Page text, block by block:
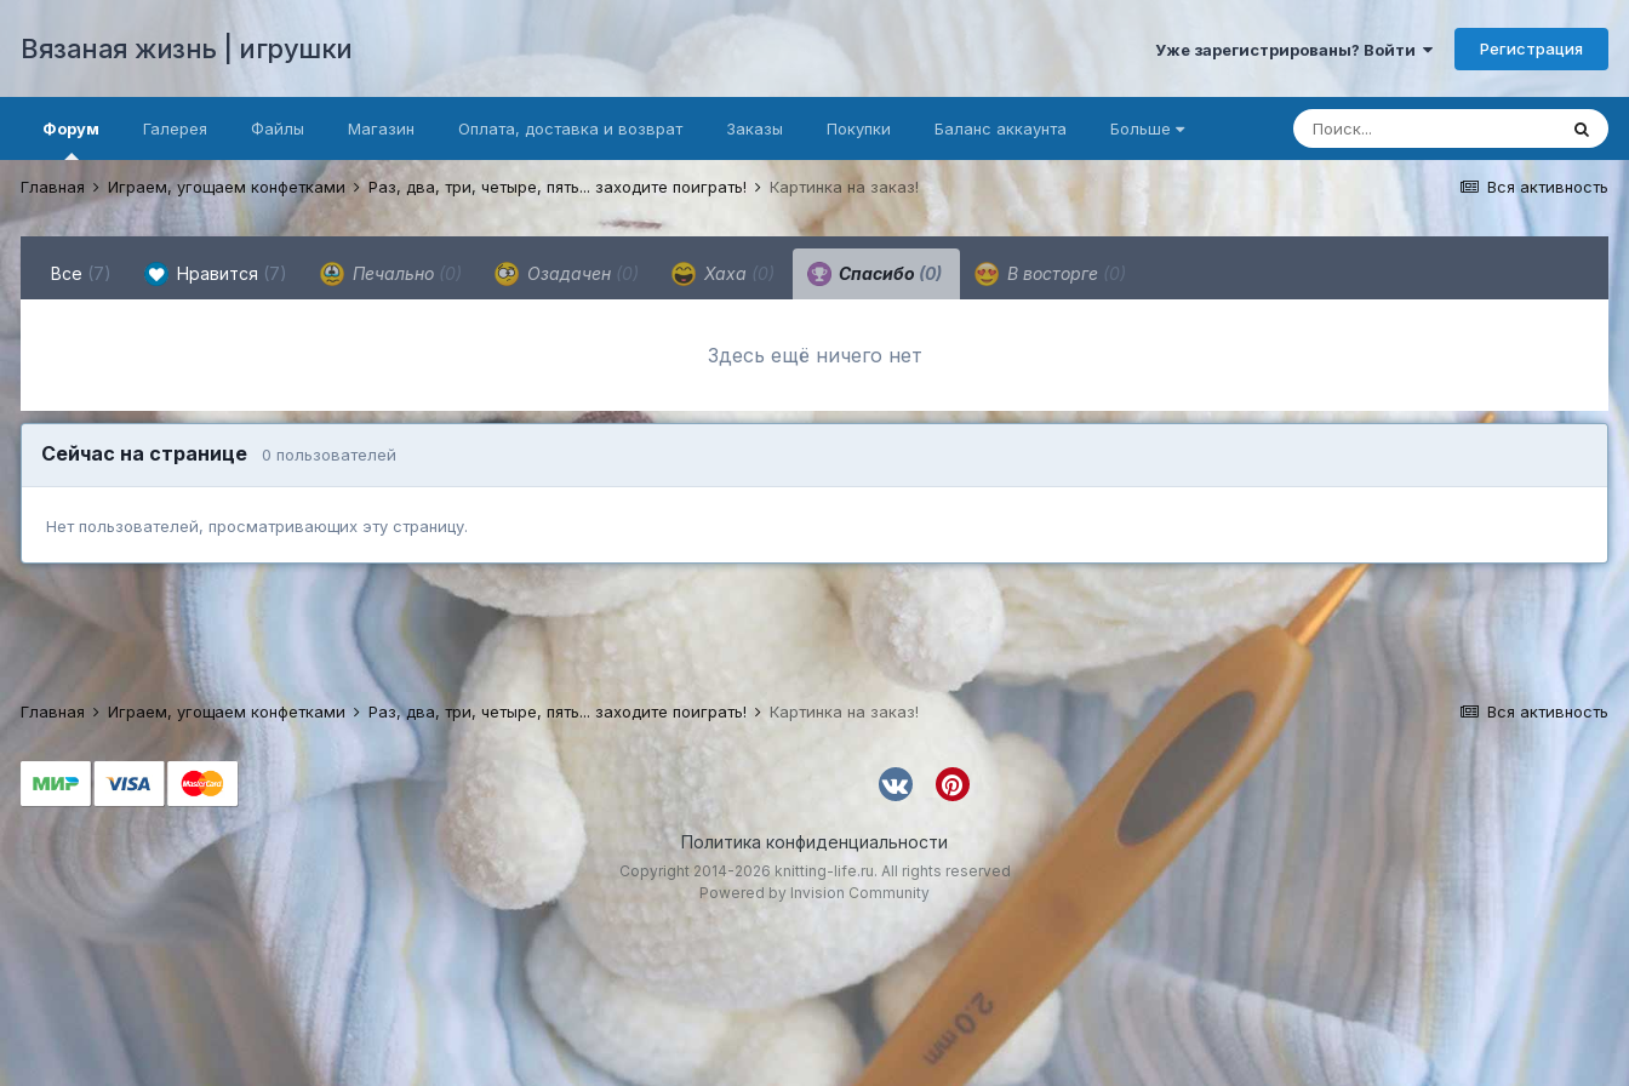
Вязаная жизнь | игрушки Уже зарегистрированы? Войти Регистрация
Форум Галерея Файлы Магазин Оплата, доставка и возврат Заказы Покупки Баланс аккаунта Больше
Вся активность
Главная Играем, угощаем конфетками Раз, два, три, четыре, пять... заходите поиграть! Картинка на заказ!
Все (7) Нравится (7) Печально (0) Озадачен (0) Хаха (0) Спасибо (0) В восторге (0)
Здесь ещё ничего нет
Сейчас на странице 0 пользователей
Нет пользователей, просматривающих эту страницу.
Вся активность
Главная Играем, угощаем конфетками Раз, два, три, четыре, пять... заходите поиграть! Картинка на заказ!
Политика конфиденциальности
Copyright 2014-2026 knitting-life.ru. All rights reserved
Powered by Invision Community